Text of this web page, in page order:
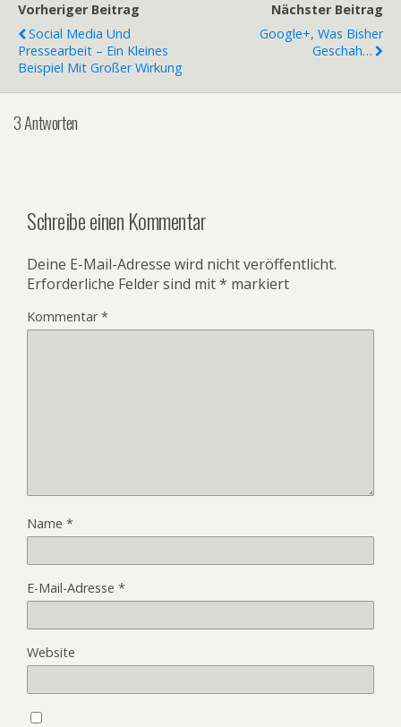
Vorheriger Beitrag
Social Media Und
Pressearbeit – Ein Kleines
Beispiel Mit Großer Wirkung
Nächster Beitrag
Google+, Was Bisher
Geschah…
3 Antworten
Schreibe einen Kommentar
Deine E-Mail-Adresse wird nicht veröffentlicht.
Erforderliche Felder sind mit* markiert
Kommentar*
Name *
E-Mail-Adresse *
Website